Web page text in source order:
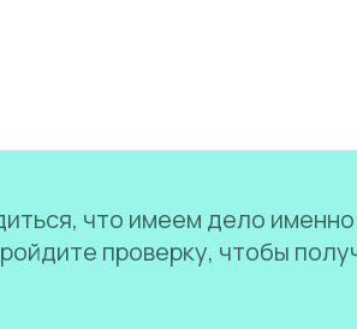
что имеем дело именно
проверку, чтобы